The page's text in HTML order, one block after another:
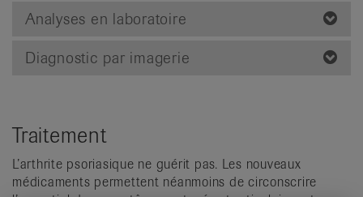
Analyses en laboratoire
Diagnostic par imagerie
Traitement
L’arthrite psoriasique ne guérit pas. Les nouveaux
médicaments permettent néanmoins de circonscrire